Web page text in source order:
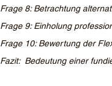
Frage 8: Betrachtung
Frage 9: Einholung
Frage 10: Bewertung der
Fazit:  Bedeutung einer